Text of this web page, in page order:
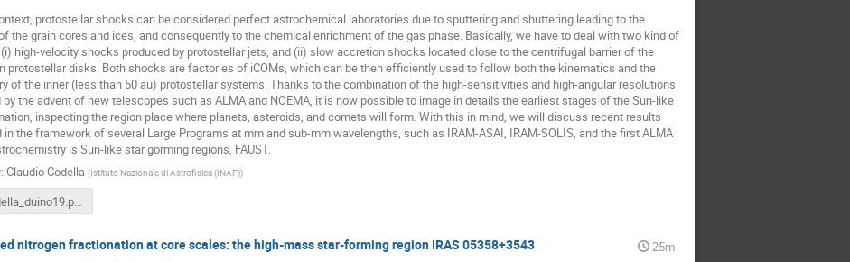
protostellar shocks can be considered perfect astrochemical laboratories due to sputtering and shuttering leading to the
the grain cores and ices, and consequently to the chemical enrichment of the gas phase. Basically, we have to deal with two kind of
high-velocity shocks produced by protostellar jets, and (ii) slow accretion shocks located close to the centrifugal barrier of the
protostellar disks. Both shocks are factories of iCOMs, which can be then efficiently used to follow both the kinematics and the
of the inner (less than 50 au) protostellar systems. Thanks to the combination of the high-sensitivities and high-angular resolutions
by the advent of new telescopes such as ALMA and NOEMA, it is now possible to image in details the earliest stages of the Sun-like
inspecting the region place where planets, asteroids, and comets will form. With this in mind, we will discuss recent results
in the framework of several Large Programs at mm and sub-mm wavelengths, such as IRAM-ASAI, IRAM-SOLIS, and the first ALMA
is Sun-like star gorming regions, FAUST.
: Claudio Codella (Istituto Nazionale di Astrofisica (INAF))
codella_duino19.pdf
nitrogen fractionation at core scales: the high-mass star-forming region IRAS 05358+3543
25m